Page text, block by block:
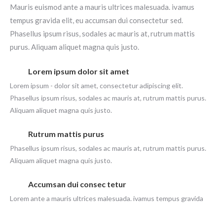
Mauris euismod ante a mauris ultrices malesuada. ivamus
tempus gravida elit, eu accumsan dui consectetur sed.
Phasellus ipsum risus, sodales ac mauris at, rutrum mattis
purus. Aliquam aliquet magna quis justo.
Lorem ipsum dolor sit amet
Lorem ipsum - dolor sit amet, consectetur adipiscing elit.
Phasellus ipsum risus, sodales ac mauris at, rutrum mattis purus.
Aliquam aliquet magna quis justo.
Rutrum mattis purus
Phasellus ipsum risus, sodales ac mauris at, rutrum mattis purus.
Aliquam aliquet magna quis justo.
Accumsan dui consec tetur
Lorem ante a mauris ultrices malesuada. ivamus tempus gravida